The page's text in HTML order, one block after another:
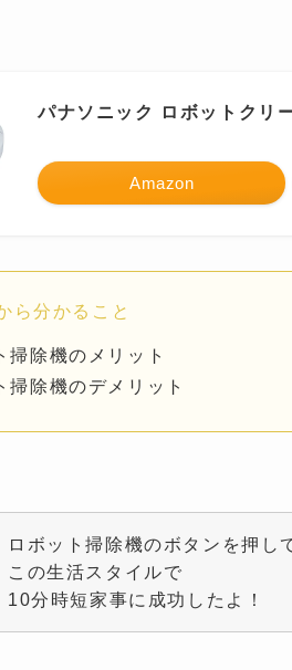
パナソニック ロボットクリ
Amazon
ら分かること
掃除機のメリット
掃除機のデメリット
ロボット掃除機のボタンを押し
この生活スタイルで
10分時短家事に成功したよ！